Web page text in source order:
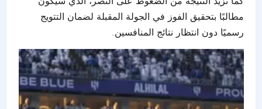
مطالبًا بتحقيق الفوز في الجولة المقبلة لضمان التتويج
رسميًا دون انتظار نتائج المنافسين.